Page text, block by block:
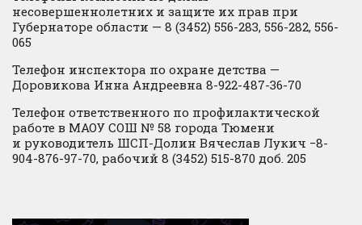
несовершеннолетних и защите их прав при
Губернаторе области — 8 (3452) 556-283, 556-282, 556-
065
Телефон инспектора по охране детства —
Доровикова Инна Андреевна 8-922-487-36-70
Телефон ответственного по профилактической
работе в МАОУ СОШ № 58 города Тюмени
и руководитель ШСП-Долин Вячеслав Лукич −8-
904-876-97-70, рабочий 8 (3452) 515-870 доб. 205